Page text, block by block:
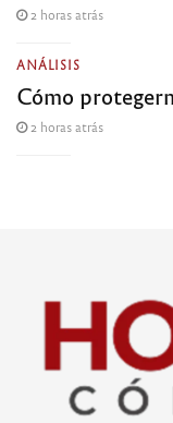
2 horas atrás
ANÁLISIS
Cómo
2 horas atrás